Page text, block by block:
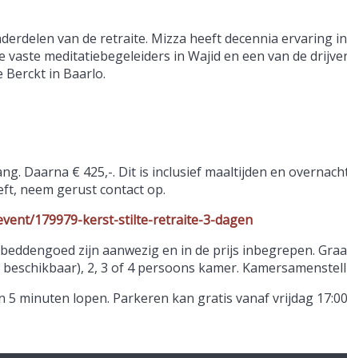
van de retraite. Mizza heeft decennia ervaring
meditatiebegeleiders in Wajid en een van de
Berckt in Baarlo.
Daarna € 425,-. Dit is inclusief maaltijden en
neem gerust contact op.
179979-kerst-stilte-retraite-3-dagen
zijn aanwezig en in de prijs inbegrepen.
2, 3 of 4 persoons kamer.
5 minuten lopen. Parkeren kan gratis vanaf vrijdag